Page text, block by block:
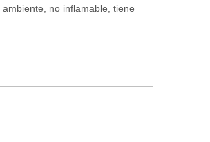
no inflamable, tiene